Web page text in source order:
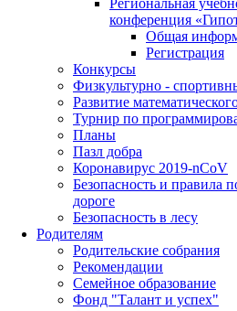
конференция
Общая
Регистрация
Конкурсы
Физкультурно -
Развитие
Турнир по
Планы
Пазл добра
Коронавирус 2019-nCoV
Безопасность и правила
дороге
Безопасность в лесу
Родителям
Родительские собрания
Рекомендации
Семейное образование
Фонд "Талант и успех"